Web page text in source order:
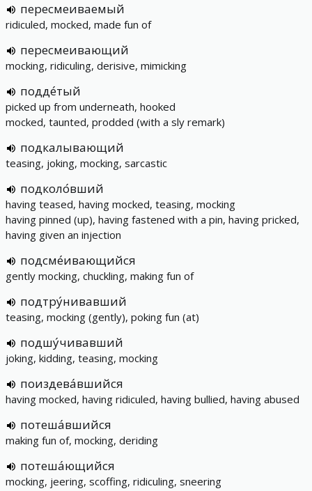
пересмеиваемый
ridiculed, mocked, made fun of
пересмеивающий
mocking, ridiculing, derisive, mimicking
подде́тый
picked up from underneath, hooked
mocked, taunted, prodded (with a sly remark)
подкалывающий
teasing, joking, mocking, sarcastic
подколо́вший
having teased, having mocked, teasing, mocking
having pinned (up), having fastened with a pin, having pricked,
having given an injection
подсме́ивающийся
gently mocking, chuckling, making fun of
подтру́нивавший
teasing, mocking (gently), poking fun (at)
подшу́чивавший
joking, kidding, teasing, mocking
поиздева́вшийся
having mocked, having ridiculed, having bullied, having abused
потеша́вшийся
making fun of, mocking, deriding
потеша́ющийся
mocking, jeering, scoffing, ridiculing, sneering